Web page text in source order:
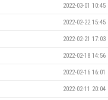
2022-03-01 10:45
2022-02-22 15:45
2022-02-21 17:03
2022-02-18 14:56
2022-02-16 16:01
2022-02-11 20:04